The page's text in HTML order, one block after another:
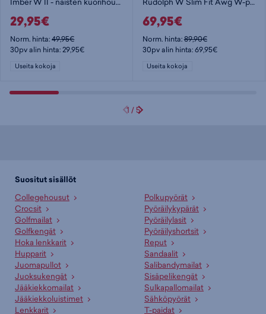
29,95€
Norm. hinta:49,95€
30pv alin hinta: 29,95€
Useita kokoja
69,95€
Norm. hinta:89,90€
30pv alin hinta: 69,95€
Useita kokoja
1 /5
Suositut sisällöt
Collegehousut
Crocsit
Golfmailat
Golfkengät
Hoka lenkkarit
Hupparit
Juomapullot
Juoksukengät
Jääkiekkomailat
Jääkiekkoluistimet
Lenkkarit
Polkupyörät
Pyöräilykypärät
Pyöräilylasit
Pyöräilyshortsit
Reput
Sandaalit
Salibandymailat
Sisäpelikengät
Sulkapallomailat
Sähköpyörät
T-paidat